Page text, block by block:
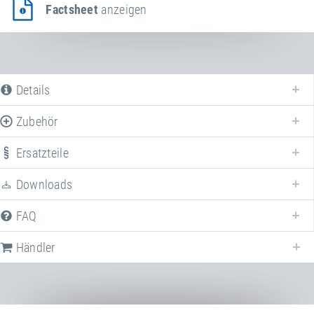
Factsheet anzeigen
Details
Zubehör
Erweitern Sie IhrEurotramp PLAY!mit verschiedenem Zubehör!
Ersatzteile
Downloads
FAQ
Händler